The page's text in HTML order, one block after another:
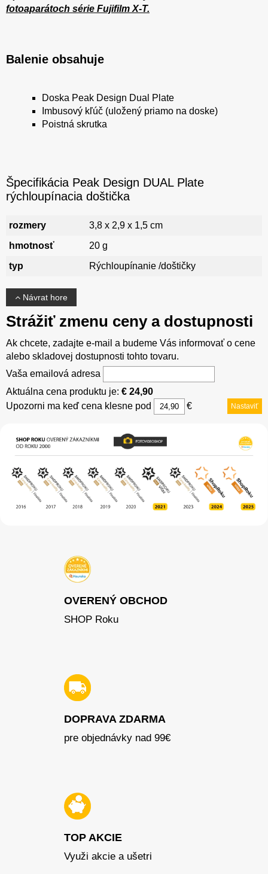
fotoaparátoch série Fujifilm X-T.
Balenie obsahuje
Doska Peak Design Dual Plate
Imbusový kľúč (uložený priamo na doske)
Poistná skrutka
Špecifikácia Peak Design DUAL Plate
rýchloupínacia doštička
rozmery
3,8 x 2,9 x 1,5 cm
hmotnosť
20 g
typ
Rýchloupínanie /doštičky
Návrat hore
Strážiť zmenu ceny a dostupnosti
Ak chcete, zadajte e-mail a budeme Vás informovať o cene
alebo skladovej dostupnosti tohto tovaru.
Vaša emailová adresa
Aktuálna cena produktu je: € 24,90
Upozorni ma keď cena klesne pod
€ Nastaviť
OVERENÝ OBCHOD
SHOP Roku
DOPRAVA ZDARMA
pre objednávky nad 99€
TOP AKCIE
Využi akcie a ušetri